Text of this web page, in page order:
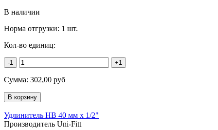
В наличии
Норма отгрузки: 1 шт.
Кол-во единиц:
-1 +1
Сумма: 302,00 руб
Удлинитель НВ 40 мм х 1/2"
Производитель Uni-Fitt